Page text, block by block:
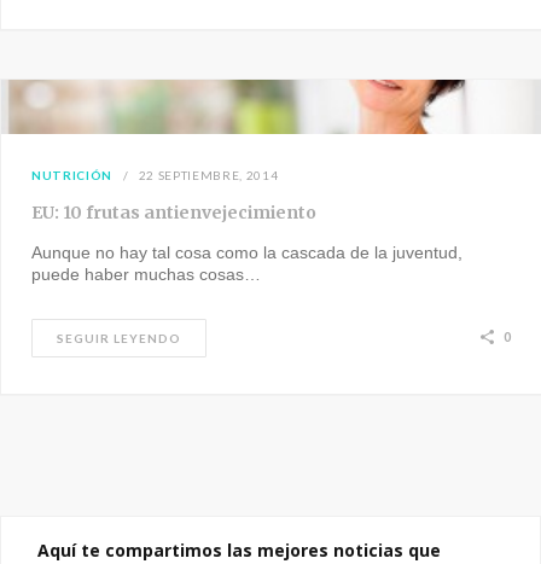
NUTRICIÓN 22 SEPTIEMBRE, 2014
EU: 10 frutas antienvejecimiento
Aunque no hay tal cosa como la cascada de la juventud,
puede haber muchas cosas…
SEGUIR LEYENDO 0
Aquí te compartimos las mejores noticias que